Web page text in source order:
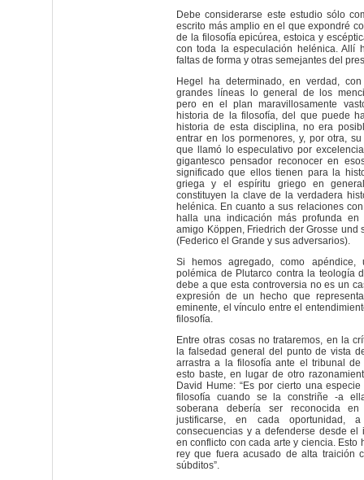
Debe considerarse este estudio sólo
escrito más amplio en el que expondré
de la filosofía epicúrea, estoica y
con toda la especulación helénica. Allí
faltas de forma y otras semejantes del
Hegel ha determinado, en verdad,
grandes líneas lo general de los
pero en el plan maravillosamente
historia de la filosofía, del que puede
historia de esta disciplina, no era
entrar en los pormenores, y, por otra,
que llamó lo especulativo por
gigantesco pensador reconocer en
significado que ellos tienen para la
griega y el espíritu griego en
constituyen la clave de la verdadera
helénica. En cuanto a sus relaciones
halla una indicación más profunda
amigo Köppen, Friedrich der Grosse und
(Federico el Grande y sus adversarios).
Si hemos agregado, como
polémica de Plutarco contra la teología
debe a que esta controversia no es un
expresión de un hecho que
eminente, el vínculo entre el
filosofía.
Entre otras cosas no trataremos, en la
la falsedad general del punto de vista
arrastra a la filosofía ante el tribunal
esto baste, en lugar de otro
David Hume: “Es por cierto una
filosofía cuando se la constriñe -a
soberana debería ser reconocida
justificarse, en cada oportunidad,
consecuencias y a defenderse desde el
en conflicto con cada arte y ciencia. Esto
rey que fuera acusado de alta traición
súbditos”.